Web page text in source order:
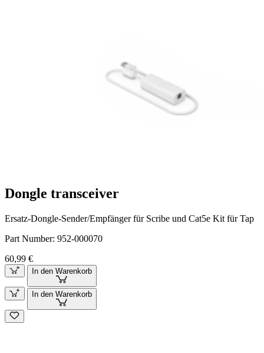
Dongle transceiver
Ersatz-Dongle-Sender/Empfänger für Scribe und Cat5e Kit für Tap
Part Number: 952-000070
60,99 €
In den Warenkorb
In den Warenkorb